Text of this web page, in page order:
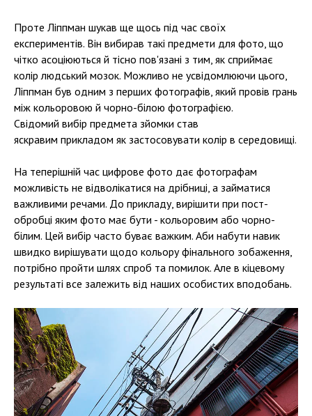
Проте Ліппман шукав ще щось під час своїх
експериментів. Він вибирав такі предмети для фото, що
чітко асоціюються й тісно пов'язані з тим, як сприймає
колір людський мозок. Можливо не усвідомлюючи цього,
Ліппман був одним з перших фотографів, який провів грань
між кольоровою й чорно-білою фотографією.
Свідомий вибір предмета зйомки став
яскравим прикладом як застосовувати колір в середовищі.
На теперішній час цифрове фото дає фотографам
можливість не відволікатися на дрібниці, а займатися
важливими речами. До прикладу, вирішити при пост-
обробці яким фото має бути - кольоровим або чорно-
білим. Цей вибір часто буває важким. Аби набути навик
швидко вирішувати щодо кольору фінального зобаження,
потрібно пройти шлях спроб та помилок. Але в кіцевому
результаті все залежить від наших особистих вподобань.